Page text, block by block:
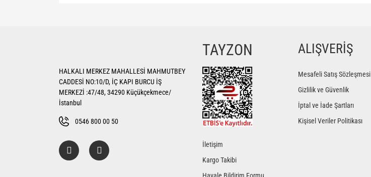
Yorum Yaz
Ürün resmi kalitesiz, bozuk veya görüntülenemiyor.
Ürün bilgilerinde hatalar bulunuyor.
Ürün fiyatı diğer sitelerden daha pahalı.
HALKALI MERKEZ MAHALLESİ MAHMUTBEY
CADDESİ NO:10/D, İÇ KAPI BURCU İŞ
MERKEZİ :47/48, 34290 Küçükçekmece/
İstanbul
0546 800 00 50
TAYZON
İletişim
Kargo Takibi
ALIŞVERİŞ
Mesafeli Satış Sözleşmesi
Gizlilik ve Güvenlik
İptal ve İade Şartları
Kişisel Veriler Politikası